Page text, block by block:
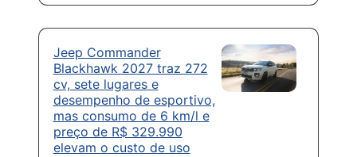
Jeep Commander
Blackhawk 2027 traz 272
cv, sete lugares e
desempenho de esportivo,
mas consumo de 6 km/l e
preço de R$ 329.990
elevam o custo de uso